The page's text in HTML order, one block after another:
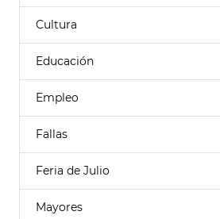
Cultura
Educación
Empleo
Fallas
Feria de Julio
Mayores